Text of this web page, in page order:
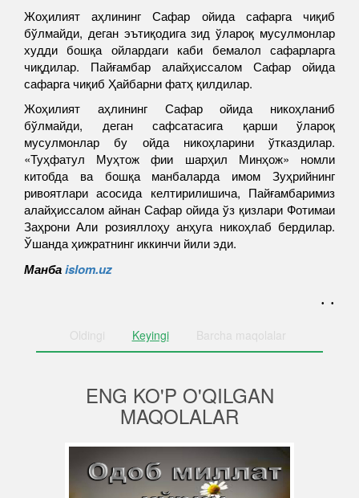
Жоҳилият аҳлининг Сафар ойида сафарга чиқиб
бўлмайди, деган эътиқодига зид ўлароқ мусулмонлар
худди бошқа ойлардаги каби бемалол сафарларга
чиқдилар. Пайғамбар алайҳиссалом Сафар ойида
сафарга чиқиб Ҳайбарни фатҳ қилдилар.
Жоҳилият аҳлининг Сафар ойида никоҳланиб
бўлмайди, деган сафсатасига қарши ўлароқ
мусулмонлар бу ойда никоҳларини ўтказдилар.
«Туҳфатул Муҳтож фии шарҳил Минҳож» номли
китобда ва бошқа манбаларда имом Зуҳрийнинг
ривоятлари асосида келтирилишича, Пайғамбаримиз
алайҳиссалом айнан Сафар ойида ўз қизлари Фотимаи
Заҳрони Али розияллоҳу анҳуга никоҳлаб бердилар.
Ўшанда ҳижратнинг иккинчи йили эди.
Манбаislom.uz
. .
Oldingi Keyingi Barcha maqolalar
ENG KO'P O'QILGAN
MAQOLALAR